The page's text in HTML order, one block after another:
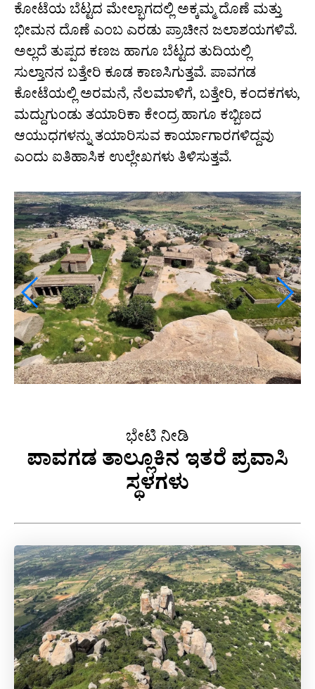
ಕೋಟೆಯ ಬೆಟ್ಟದ ಮೇಲ್ಭಾಗದಲ್ಲಿ ಅಕ್ಕಮ್ಮ ದೊಣೆ ಮತ್ತು
ಭೀಮನ ದೊಣೆ ಎಂಬ ಎರಡು ಪ್ರಾಚೀನ ಜಲಾಶಯಗಳಿವೆ.
ಅಲ್ಲದೆ ತುಪ್ಪದ ಕಣಜ ಹಾಗೂ ಬೆಟ್ಟದ ತುದಿಯಲ್ಲಿ
ಸುಲ್ತಾನನ ಬತ್ತೇರಿ ಕೂಡ ಕಾಣಸಿಗುತ್ತವೆ. ಪಾವಗಡ
ಕೋಟೆಯಲ್ಲಿ ಅರಮನೆ, ನೆಲಮಾಳಿಗೆ, ಬತ್ತೇರಿ, ಕಂದಕಗಳು,
ಮದ್ದುಗುಂಡು ತಯಾರಿಕಾ ಕೇಂದ್ರ ಹಾಗೂ ಕಬ್ಬಿಣದ
ಆಯುಧಗಳನ್ನು ತಯಾರಿಸುವ ಕಾರ್ಯಾಗಾರಗಳಿದ್ದವು
ಎಂದು ಐತಿಹಾಸಿಕ ಉಲ್ಲೇಖಗಳು ತಿಳಿಸುತ್ತವೆ.
ಭೇಟಿ ನೀಡಿ
ಪಾವಗಡ ತಾಲ್ಲೂಕಿನ ಇತರೆ ಪ್ರವಾಸಿ
ಸ್ಥಳಗಳು